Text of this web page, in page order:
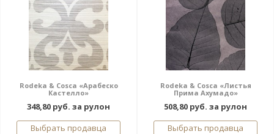
Rodeka & Cosca «Арабеско
Кастелло»
348,80 руб. за рулон
Выбрать продавца
Rodeka & Cosca «Листья
Прима Ахумадо»
508,80 руб. за рулон
Выбрать продавца